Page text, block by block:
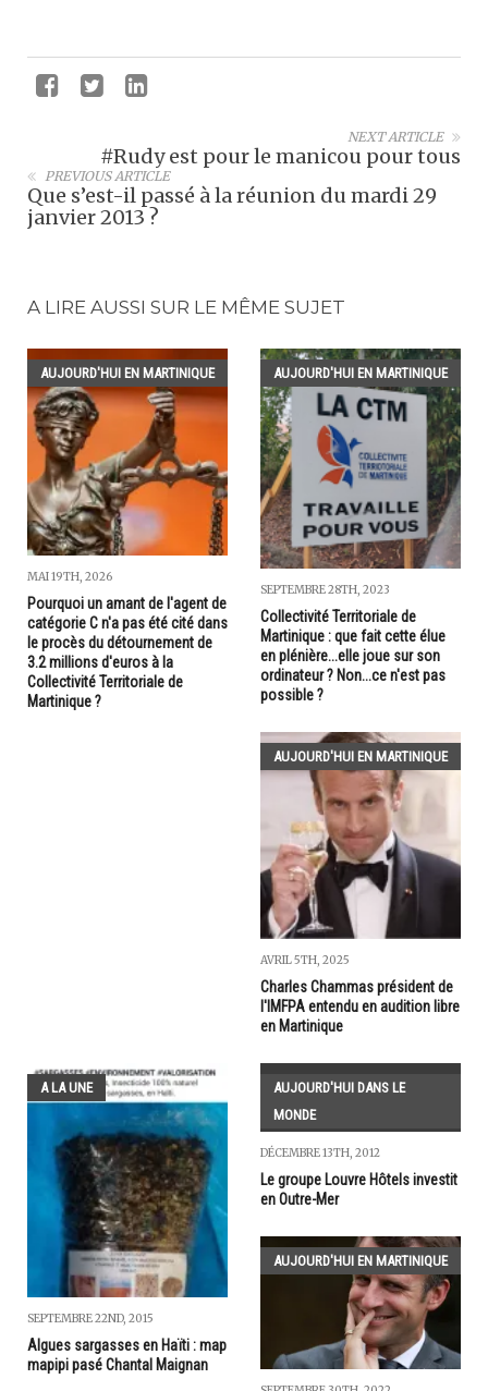
NEXT ARTICLE
#Rudy est pour le manicou pour tous
PREVIOUS ARTICLE
Que s’est-il passé à la réunion du mardi 29
janvier 2013 ?
A LIRE AUSSI SUR LE MÊME SUJET
AUJOURD'HUI EN MARTINIQUE
MAI 19TH, 2026
Pourquoi un amant de l'agent de
catégorie C n'a pas été cité dans
le procès du détournement de
3.2 millions d'euros à la
Collectivité Territoriale de
Martinique ?
AUJOURD'HUI EN MARTINIQUE
SEPTEMBRE 28TH, 2023
Collectivité Territoriale de
Martinique : que fait cette élue
en plénière...elle joue sur son
ordinateur ? Non...ce n'est pas
possible ?
AUJOURD'HUI EN MARTINIQUE
AVRIL 5TH, 2025
Charles Chammas président de
l'IMFPA entendu en audition libre
en Martinique
A LA UNE
SEPTEMBRE 22ND, 2015
Algues sargasses en Haïti : map
mapipi pasé Chantal Maignan
AUJOURD'HUI DANS LE
MONDE
DÉCEMBRE 13TH, 2012
Le groupe Louvre Hôtels investit
en Outre-Mer
AUJOURD'HUI EN MARTINIQUE